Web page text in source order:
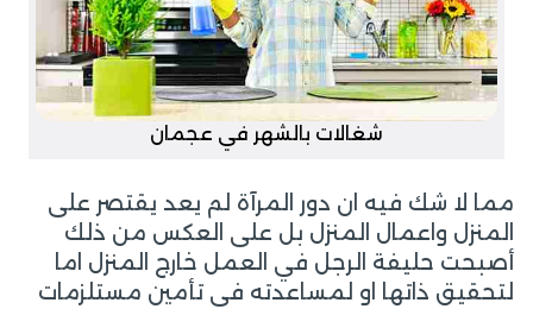
شغالات بالشهر في عجمان
مما لا شك فيه ان دور المرآة لم يعد يقتصر على
المنزل واعمال المنزل بل على العكس من ذلك
أصبحت حليفة الرجل في العمل خارج المنزل اما
لتحقيق ذاتها او لمساعدته في تأمين مستلزمات